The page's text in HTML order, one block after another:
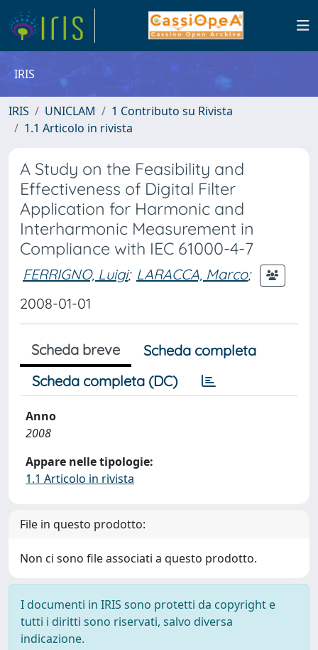
IRIS
IRIS UNICLAM
1 Contributo su Rivista
1.1 Articolo in rivista
A Study on the Feasibility and
Effectiveness of Digital Filter
Application for Harmonic and
Interharmonic Measurement in
Compliance with IEC 61000-4-7
FERRIGNO, Luigi; LARACCA, Marco;
2008-01-01
Scheda breve
Scheda completa
Scheda completa (DC)
Anno
2008
Appare nelle tipologie:
1.1 Articolo in rivista
File in questo prodotto:
Non ci sono file associati a questo prodotto.
I documenti in IRIS sono protetti da copyright e
tutti i diritti sono riservati, salvo diversa
indicazione.